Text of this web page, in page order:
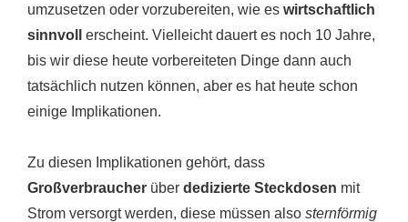
umzusetzen oder vorzubereiten, wie es wirtschaftlich
sinnvoll
erscheint. Vielleicht dauert es noch 10 Jahre,
bis wir diese heute vorbereiteten Dinge dann auch
tatsächlich nutzen können, aber es hat heute schon
einige Implikationen.
Zu diesen Implikationen gehört, dass
Großverbraucher über dedizierte Steckdosen mit
Strom versorgt werden, diese müssen also sternförmig